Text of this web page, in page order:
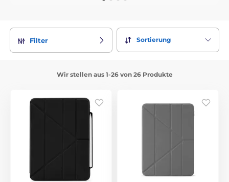
Filter Sortierung
Wir stellen aus 1-26 von 26 Produkte